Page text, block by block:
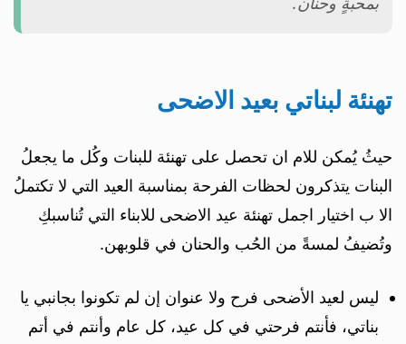
تهنئة لبناتي بعيد الاضحى
حيثُ يُمكن للام ان تحصل على تهنئة للبنات وكُل ما يجعلُ
البنات يتذكرون لحظات الفرحة بمناسبة العيد التي لا تكتملُ
الا ب اختيار اجمل تهنئة عيد الاضحى للابناء التي تُناسبكِ
وتُضيفُ لمسةً من الحُب والحنان في قلوبهن.
ليس لعيد الأضحى فرح ولا عنوان إن لم تكونوا بجانبي يا
بناتي، فأنتم فرحتي في كل عيد، كل عام وأنتم في أتم